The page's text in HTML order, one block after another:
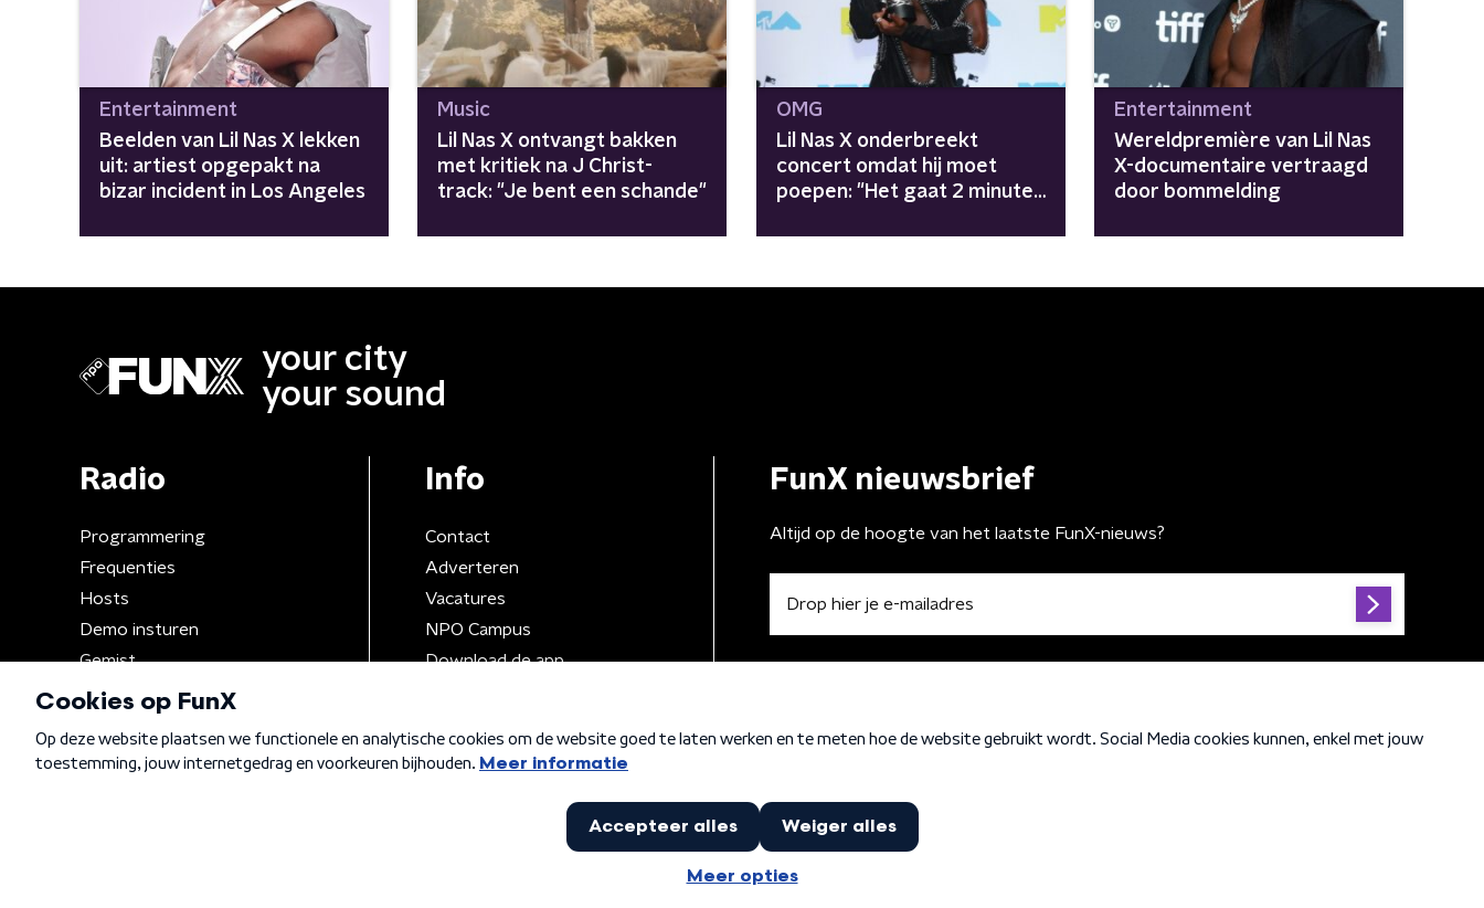
Entertainment
Beelden van Lil Nas X lekken
uit: artiest opgepakt na
bizar incident in Los Angeles
Music
Lil Nas X ontvangt bakken
met kritiek na J Christ-
track: "Je bent een schande"
OMG
Lil Nas X onderbreekt
concert omdat hij moet
poepen: "Het gaat 2 minuten
Entertainment
Wereldpremière van Lil Nas
X-documentaire vertraagd
door bommelding
your city
your sound
Radio
Programmering
Frequenties
Hosts
Demo insturen
Gemist
Info
Contact
Adverteren
Vacatures
NPO Campus
Download de app
FunX nieuwsbrief
Altijd op de hoogte van het laatste FunX-nieuws?
Algemene voorwaarden Privacybeleid